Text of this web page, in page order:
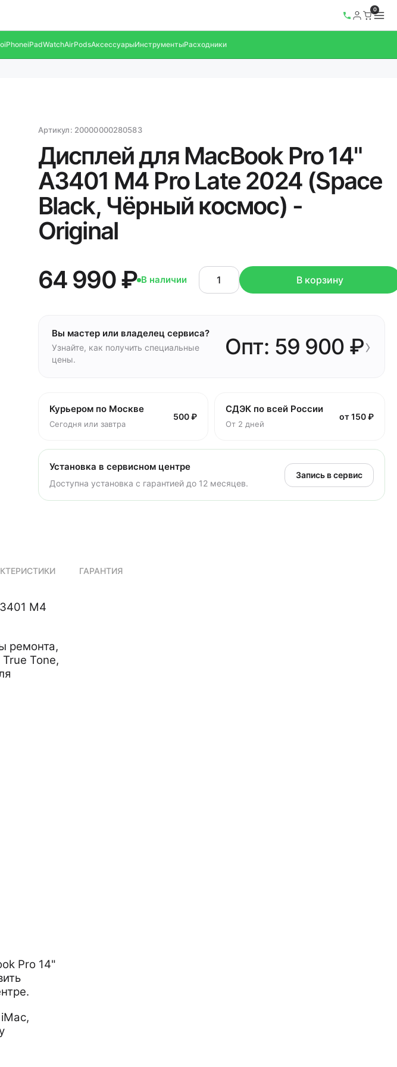
0
iPhoneiPadWatchAirPodsАксессуарыИнструментыРасходники
Артикул: 20000000280583
Дисплей для MacBook Pro 14"
A3401 M4 Pro Late 2024 (Space
Black, Чёрный космос) -
Original
64 990 ₽ В наличии В корзину
Вы мастер или владелец сервиса?
Узнайте, как получить специальные
цены.
Опт: 59 900 ₽›
Курьером по Москве
Сегодня или завтра
500 ₽
СДЭК по всей России
От 2 дней
от 150 ₽
Установка в сервисном центре
Доступна установка с гарантией до 12 месяцев.
Запись в сервис
ГАРАНТИЯ
M4
ремонта,
Tone,
Pro 14"